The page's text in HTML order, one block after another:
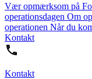
Vær opmærksom på
operationsdagen Om
operationen Når du
Kontakt
Kontakt